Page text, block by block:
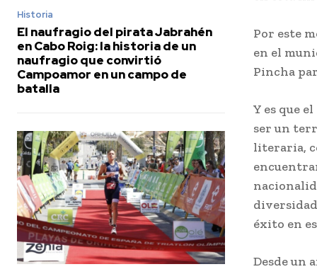
Historia
El naufragio del pirata Jabrahén
en Cabo Roig: la historia de un
naufragio que convirtió
Campoamor en un campo de
batalla
Por este
en el
Pincha
Y es que
ser un
literaria,
éxito en
Desde un